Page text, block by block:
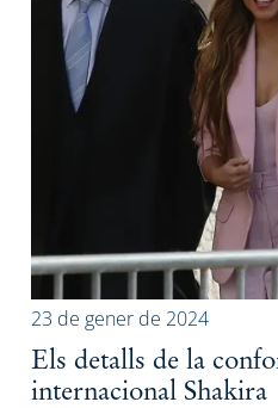
23 de gener de 2024
Els detalls de la
internacional Shakira